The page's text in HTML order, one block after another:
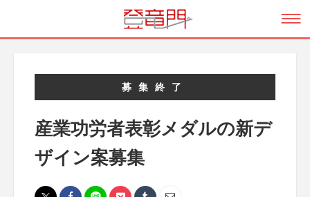
募集終了
産業功労者表彰メダルの新デ
ザイン案募集